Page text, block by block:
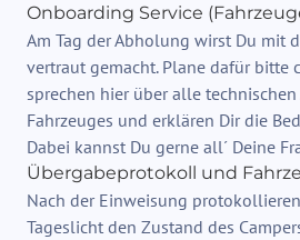
Onboarding Service
Am Tag der Abholung wirst Du mit
vertraut gemacht. Plane dafür bitte
sprechen hier über alle technischen
Fahrzeuges und erklären Dir die
Dabei kannst Du gerne all´ Deine
Übergabeprotokoll und
Nach der Einweisung
Tageslicht den Zustand des